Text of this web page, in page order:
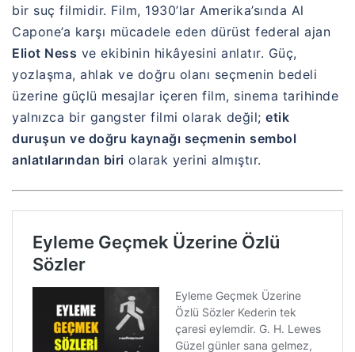
bir suç filmidir. Film, 1930’lar Amerika’sında Al
Capone’a karşı mücadele eden dürüst federal ajan
Eliot Ness ve ekibinin hikâyesini anlatır. Güç,
yozlaşma, ahlak ve doğru olanı seçmenin bedeli
üzerine güçlü mesajlar içeren film, sinema tarihinde
yalnızca bir gangster filmi olarak değil; etik
duruşun ve doğru kaynağı seçmenin sembol
anlatılarından biri olarak yerini almıştır.